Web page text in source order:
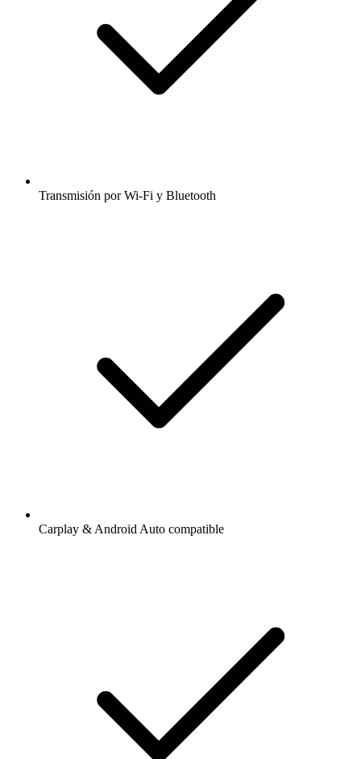
Transmisión por Wi-Fi y Bluetooth
Carplay & Android Auto compatible